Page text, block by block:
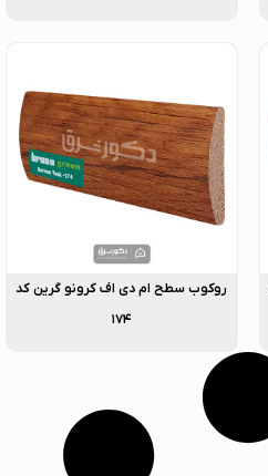
روکوب سطح ام دی اف کرونو گرین کد
۱۷۴